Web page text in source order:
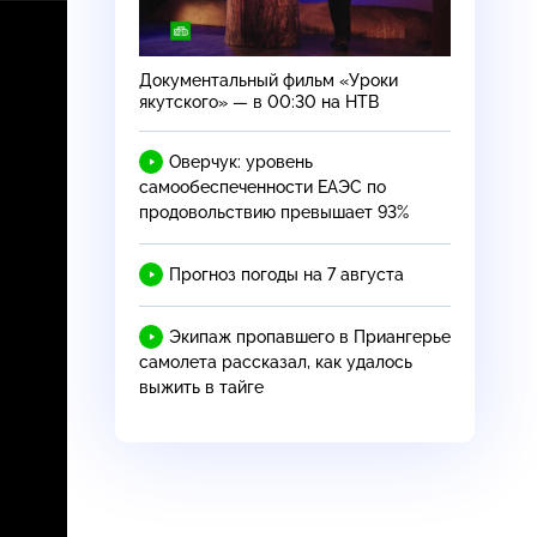
Документальный фильм «Уроки
якутского» — в 00:30 на НТВ
Оверчук: уровень
самообеспеченности ЕАЭС по
продовольствию превышает 93%
Прогноз погоды на 7 августа
Экипаж пропавшего в Приангерье
самолета рассказал, как удалось
выжить в тайге